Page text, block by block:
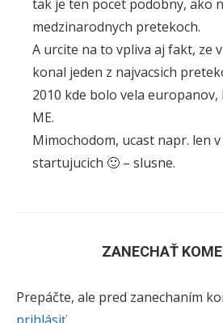
tak je ten pocet podobny, ako
medzinarodnych pretekoch.
A urcite na to vpliva aj fakt, ze
konal jeden z najvacsich
2010 kde bolo vela
ME.
Mimochodom, ucast napr. len
startujucich 🙂 – slusne.
ZANECHAŤ
Prepáčte, ale pred zanechaním